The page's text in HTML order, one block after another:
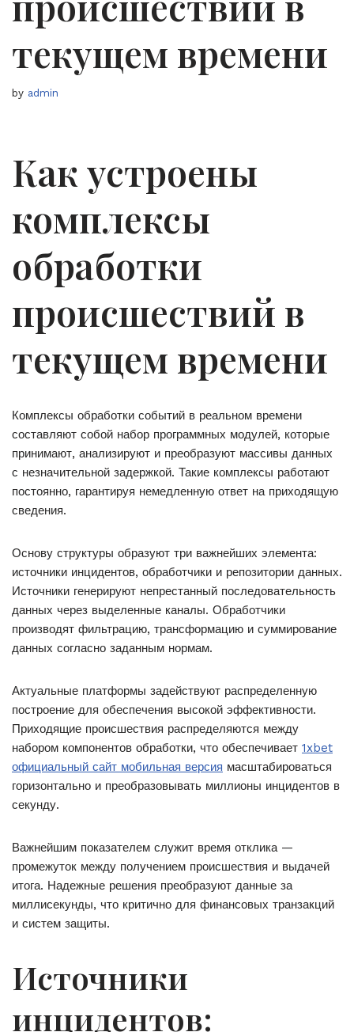
текущем времени
by admin
Как устроены
комплексы
обработки
происшествий в
текущем времени
Комплексы обработки событий в реальном времени
составляют собой набор программных модулей, которые
принимают, анализируют и преобразуют массивы данных
с незначительной задержкой. Такие комплексы работают
постоянно, гарантируя немедленную ответ на приходящую
сведения.
Основу структуры образуют три важнейших элемента:
источники инцидентов, обработчики и репозитории данных.
Источники генерируют непрестанный последовательность
данных через выделенные каналы. Обработчики
производят фильтрацию, трансформацию и суммирование
данных согласно заданным нормам.
Актуальные платформы задействуют распределенную
построение для обеспечения высокой эффективности.
Приходящие происшествия распределяются между
набором компонентов обработки, что обеспечивает 1xbet
официальный сайт мобильная версия масштабироваться
горизонтально и преобразовывать миллионы инцидентов в
секунду.
Важнейшим показателем служит время отклика —
промежуток между получением происшествия и выдачей
итога. Надежные решения преобразуют данные за
миллисекунды, что критично для финансовых транзакций
и систем защиты.
Источники
инцидентов: